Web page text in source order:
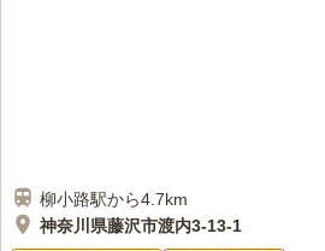
柳小路駅から4.7km
神奈川県藤沢市渡内3-13-1